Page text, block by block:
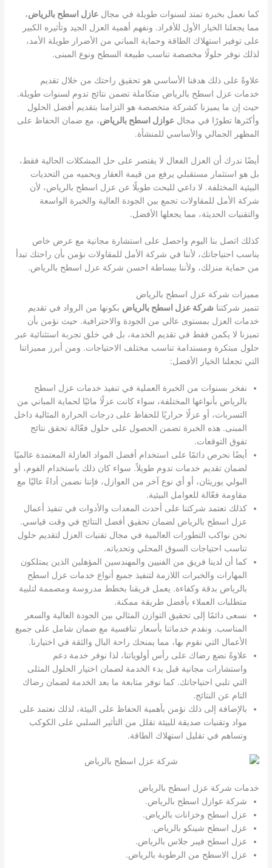
كما نعمل بخبرة تمتد لسنوات طويلة في مجالعازل اسطح بالرياض،
مما يجعلنا الخيار الأول للأفراد. ونفهم أهمية العزل الجيد وتأثيره الكبير
على توفير استهلاك الطاقة وحماية المباني من الأضرار طويلة الأمد،
لذلك نوفر حلولًا مخصصة تناسب طبيعة السطح ونوع المبنى.
علاوةً على ذلك هدفنا الأساسي هو تحقيق راحتك من خلال تقديم
خدمات عزل اسطح بالرياض متكاملة تضمن نتائج تدوم لسنوات طويلة.
حيث إن ما يميزنا كشركة متخصصة هو التزامنا بتقديم أفضل الحلول
وأكثرها تطورًا في مجالعوازل اسطح بالرياض، مع ضمان الحفاظ على
المظهر الجمالي والأساسي للمنشأة.
أيضًا ندرك أن العزل الفعال لا يقتصر على حل المشكلات الحالية فقط،
بل هو استثمار مستقبلي يرفع من قيمة العقار ويحميه من التحديات
البيئية المختلفة. لا داعي للبحث طويلًا عن عزل اسطح بالرياض، لأن
شركة الأمل للمقاولات تجمع بين الجودة العالية والخبرة الواسعة
والتقنيات الحديثة، مما يجعلها الأفضل.
كذلك اتصل بنا اليوم واحصل على استشارة مجانية مع عرض خاص
يناسب احتياجاتك، لأننا في شركة الأمل للمقاولات نؤمن بأن راحتك تبدأ
من حماية منزلك، ولأننا ببساطة احسن شركة عزل اسطح بالرياض.
مميزات شركة عزل اسطح بالرياض
تتميز شركتنا شركة عزل اسطح بالرياض بكونها من الرواد في تقديم
خدمات العزل بمستوى عالي من الجودة والاحترافية. حيث نؤمن بأن
تميزنا لا يكمن فقط في تقديم الخدمة، بل في خلق تجربة استثنائية عبر
حلول مبتكرة ومستدامة تناسب مختلف الاحتياجات. ومن أبرز مميزاتنا
التي تجعلنا الخيار الأفضل:
نفخر بسنوات من الخبرة العملية في تنفيذ خدمات عزل اسطح
بالرياض بأنواعها المختلفة، سواء كانت عزلًا مائيًا لحماية المباني من
التسربات، أو عزلًا حراريًا للحفاظ على درجات الحرارة المثالية داخل
المبنى. هذه الخبرة تضمن الحصول على حلول فعّالة تحقق نتائج
تفوق التوقعات.
أيضًا نحرص دائمًا على استخدام أفضل المواد العازلة المعتمدة عالميًا
لضمان تقديم خدمات تدوم طويلاً. سواء كان ذلك باستخدام الفوم، أو
البولي يوريثان، أو أي نوع آخر من العوازل، فإننا نضمن أداءً عاليًا مع
مقاومة فعّالة للعوامل البيئية.
كذلك تعتمد شركتنا على أحدث المعدات والأدوات في تنفيذ أعمال
عزل اسطح بالرياض لضمان تحقيق أفضل النتائج في وقت قياسي.
نحن نواكب التطورات العالمية في مجال تقنيات العزل لتقديم حلول
تناسب احتياجات السوق المحلي وتحدياته.
كما أن لدينا فريق من الفنيين والمهندسين المؤهلين الذين يمتلكون
المهارات والخبرات اللازمة لتنفيذ جميع أنواع خدمات عزل اسطح
بالرياض بدقة وكفاءة. يعمل فريقنا بخطط مدروسة ومصممة لتلبية
متطلبات العملاء بأفضل طريقة ممكنة.
نسعى دائمًا إلى تحقيق التوازن المثالي بين الجودة العالية والسعر
المناسب. ونقدم خدماتنا بأسعار تنافسية مع ضمان شامل على جميع
الأعمال التي نقوم بها، مما يمنحك راحة البال والثقة في اختيارنا.
علاوةً نضع رضاك على رأس أولوياتنا، لذا نوفر خدمة دعم
واستشارات مجانية قبل بدء الخدمة لضمان اختيار الحلول المثلى
التي تلبي احتياجاتك. كما نوفر متابعة ما بعد الخدمة لضمان رضاك
التام عن النتائج.
بالإضافة إلى ذلك نؤمن بأهمية الحفاظ على البيئة، لذلك نعتمد على
مواد وتقنيات صديقة للبيئة تقلل من التأثير السلبي على الكوكب
وتساهم في تقليل استهلاك الطاقة.
خدمات شركة عزل اسطح بالرياض
شركة عوازل اسطح بالرياض.
عزل اسطح وخزانات بالرياض.
عزل اسطح شينكو بالرياض.
عزل اسطح فيبر جلاس بالرياض.
عزل الاسطح من الرطوبة بالرياض.